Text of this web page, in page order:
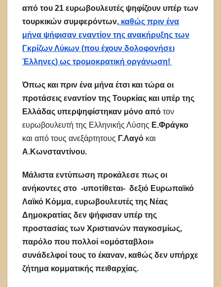
από του 21 ευρωβουλευτές ψηφίζουν υπέρ των
τουρκικών συμφερόντων, καθώς πριν ένα
μήνα ψήφισαν εναντίον της ανακήρυξης των
Γκρίζων Λύκων (που έχουν δολοφονήσει
Έλληνες) ως τρομοκρατική οργάνωση!
Όπως και πριν ένα μήνα έτσι και τώρα οι
προτάσεις εναντίον της Τουρκίας και υπέρ της
Ελλάδας υπερψηφίστηκαν μόνο από τον
ευρωβουλευτή της Ελληνικής Λύσης Ε.Φράγκο
και από τους ανεξάρτητους Γ.Λαγό και
Α.Κωνσταντίνου.
Μάλιστα εντύπωση προκάλεσε πως οι
ανήκοντες στο -υποτίθεται- δεξιό Ευρωπαϊκό
Λαϊκό Κόμμα, ευρωβουλευτές της Νέας
Δημοκρατίας δεν ψήφισαν υπέρ της
προστασίας των Χριστιανών παγκοσμίως,
παρόλο που πολλοί «ομόσταβλοι»
συνάδελφοί τους το έκαναν, καθώς δεν υπήρχε
ζήτημα κομματικής πειθαρχίας.